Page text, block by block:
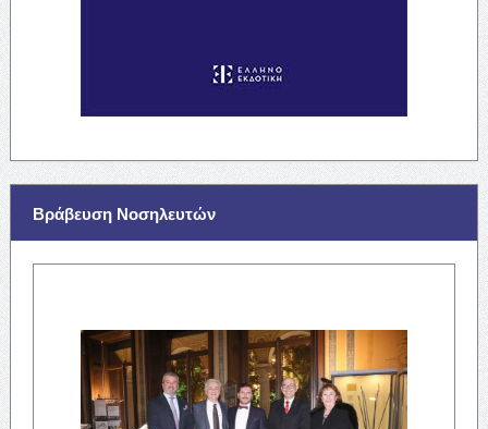
Βράβευση Νοσηλευτών